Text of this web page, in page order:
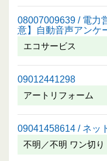
08007009639 / 電力
意】自動音声アンケ
エコサービス
09012441298
アートリフォーム
09041458614 / ネッ
不明／不明 ワン切り